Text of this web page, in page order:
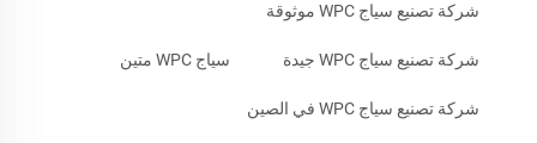
شركة تصنيع سياج WPC موثوقة
شركة تصنيع سياج WPC جيدة سياج WPC متين
شركة تصنيع سياج WPC في الصين